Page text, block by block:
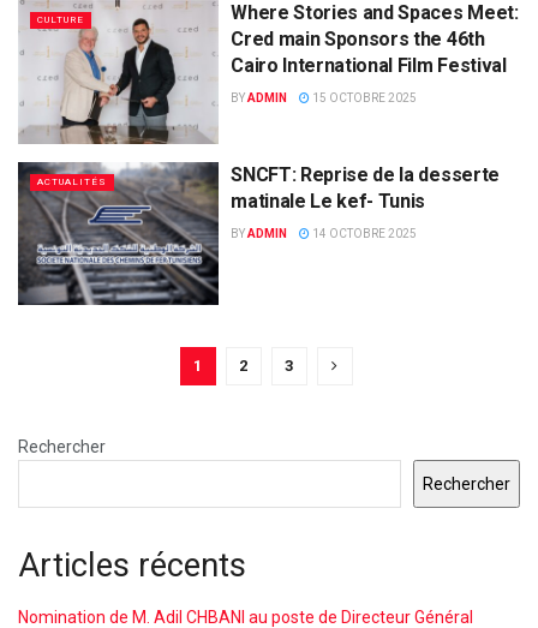
CULTURE
Where Stories and Spaces Meet:
Cred main Sponsors the 46th
Cairo International Film Festival
BYADMIN 15 OCTOBRE 2025
ACTUALITÉS
SNCFT: Reprise de la desserte
matinale Le kef- Tunis
BYADMIN 14 OCTOBRE 2025
1 2 3
Rechercher
Rechercher
Articles récents
Nomination de M. Adil CHBANI au poste de Directeur Général